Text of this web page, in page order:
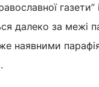
далеко за межі
наявними